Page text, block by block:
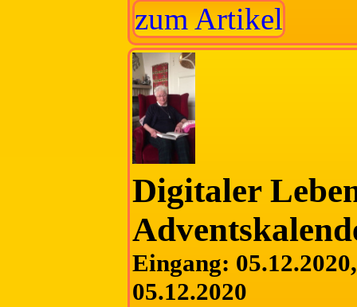
zum Artikel
Digitaler
Eingang:
05.12.2020